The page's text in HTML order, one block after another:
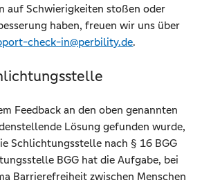
auf Schwierigkeiten stoßen oder
haben, freuen wir uns über
check-in@perbility.de.
Feedback an den oben genannten
Lösung gefunden wurde,
Schlichtungsstelle nach § 16 BGG
BGG hat die Aufgabe, bei
Barrierefreiheit zwischen Menschen